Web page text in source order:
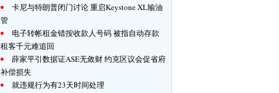
卡尼与特朗普闭门讨论 重启Keystone XL输油
管
电子转帐租金错按收款人号码 被指自动存款
租客千元难追回
薛家平引数据证ASE无敛财 约克区议会促省府
补偿损失
就违规行为有23天时间处理